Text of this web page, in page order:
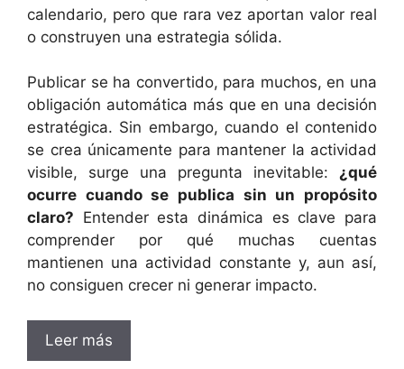
calendario, pero que rara vez aportan valor real
o construyen una estrategia sólida.
Publicar se ha convertido, para muchos, en una
obligación automática más que en una decisión
estratégica. Sin embargo, cuando el contenido
se crea únicamente para mantener la actividad
visible, surge una pregunta inevitable: ¿qué
ocurre cuando se publica sin un propósito
claro? Entender esta dinámica es clave para
comprender por qué muchas cuentas
mantienen una actividad constante y, aun así,
no consiguen crecer ni generar impacto.
Leer más